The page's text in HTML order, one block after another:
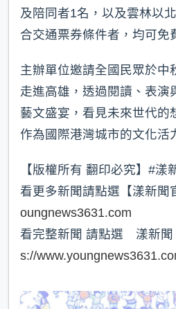
及陪同者1名，以及雲林以
合交通票券條件者，均可免
主辦單位邀請全國民眾於中
走進高雄，透過閱讀、表演
藝文盛宴，看見未來世代的
作為國際港灣城市的文化活
【版權所有 翻印必究】#漾
看更多新聞請點選【漾新聞
oungnews3631.com
看完整新聞 請點選 漾新
s://